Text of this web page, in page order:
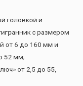
головкой и
с размером
от 6 до 160 мм и
52 мм;
от 2,5 до 55,